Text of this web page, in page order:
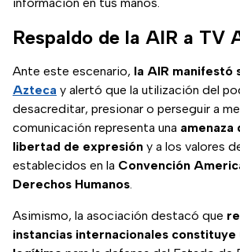
Respaldo de la AIR a TV
Ante este escenario, la AIR manifestó
Azteca y alertó que la utilización del
desacreditar, presionar o perseguir a
comunicación representa una amenaza
libertad de expresión y a los valores
establecidos en la Convención
Derechos Humanos.
Asimismo, la asociación destacó que
instancias internacionales constituye